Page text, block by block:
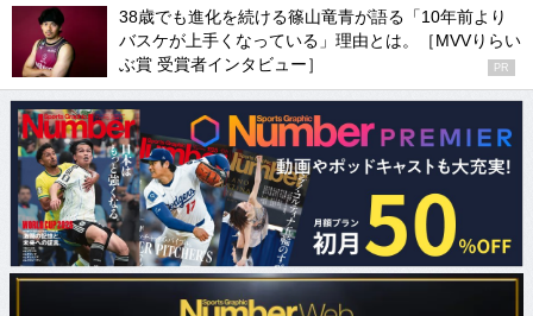
38歳でも進化を続ける篠山竜青が語る「10年前より
バスケが上手くなっている」理由とは。［MVVりらい
ぶ賞 受賞者インタビュー］
PR